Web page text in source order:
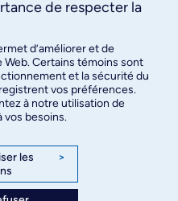
de respecter la
d’améliorer et de
Certains témoins sont
et la sécurité du
vos préférences.
à notre utilisation de
vos besoins.
les
>